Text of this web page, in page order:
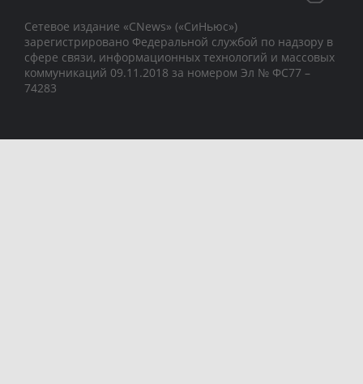
Сетевое издание «CNews» («СиНьюс»)
зарегистрировано Федеральной службой по надзору в
сфере связи, информационных технологий и массовых
коммуникаций 09.11.2018 за номером Эл № ФС77 –
74283